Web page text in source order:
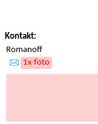
Kontakt:
Romanoff
1x foto